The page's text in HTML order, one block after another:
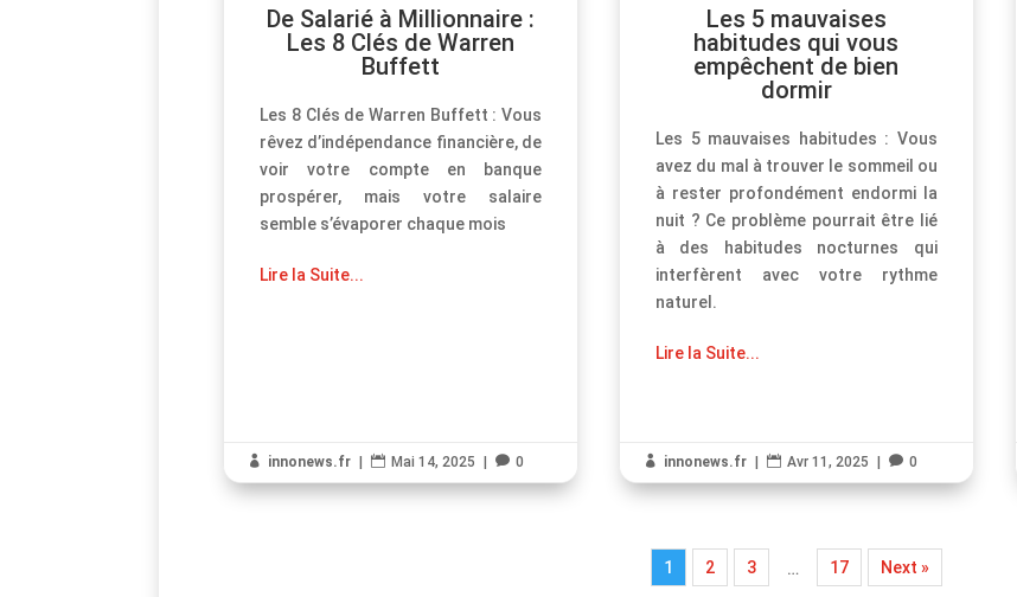
De Salarié à Millionnaire :
Les 8 Clés de Warren
Buffett
Les 8 Clés de Warren Buffett : Vous
rêvez d’indépendance financière, de
voir votre compte en banque
prospérer, mais votre salaire
semble s’évaporer chaque mois
Lire la Suite...
 innonews.fr |  Mai 14, 2025 |  0
Les 5 mauvaises
habitudes qui vous
empêchent de bien
dormir
Les 5 mauvaises habitudes : Vous
avez du mal à trouver le sommeil ou
à rester profondément endormi la
nuit ? Ce problème pourrait être lié
à des habitudes nocturnes qui
interfèrent avec votre rythme
naturel.
Lire la Suite...
 innonews.fr |  Avr 11, 2025 |  0
1 2 3 … 17 Next »